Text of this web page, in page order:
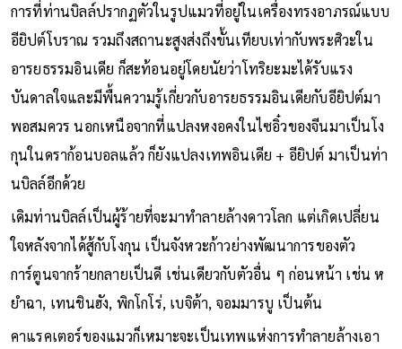
การที่ท่านบิลล์ปรากฏตัวในรูปแมวที่อยู่ในเครื่องทรงอาภรณ์แบบ
อียิปต์โบราณ รวมถึงสถานะสูงส่งถึงขั้นเทียบเท่ากับพระศิวะใน
อารยธรรมอินเดีย ก็สะท้อนอยู่โดยนัยว่าโทริยะมะได้รับแรง
บันดาลใจและมีพื้นความรู้เกี่ยวกับอารยธรรมอินเดียกับอียิปต์มา
พอสมควร นอกเหนือจากที่แปลงหงอคงในไซอิ๋วของจีนมาเป็นโง
กุนในดราก้อนบอลแล้ว ก็ยังแปลงเทพอินเดีย + อียิปต์ มาเป็นท่า
นบิลล์อีกด้วย
เดิมท่านบิลล์เป็นผู้ร้ายที่จะมาทำลายล้างดาวโลก แต่เกิดเปลี่ยน
ใจหลังจากได้สู้กับโงกุน เป็นจังหวะก้าวย่างพัฒนาการของตัว
การ์ตูนจากร้ายกลายเป็นดี เช่นเดียวกับตัวอื่น ๆ ก่อนหน้า เช่น ห
ยำฉา, เทนชินฮัง, พิกโกโร่, เบจิต้า, จอมมารบู เป็นต้น
คาแรคเตอร์ของแมวก็เหมาะจะเป็นเทพแห่งการทำลายล้างเอา